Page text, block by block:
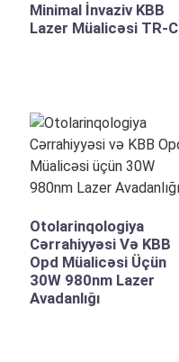
Minimal İnvaziv KBB
Lazer Müalicəsi TR-C
Otolarinqologiya
Cərrahiyyəsi Və KBB
Opd Müalicəsi Üçün
30W 980nm Lazer
Avadanlığı